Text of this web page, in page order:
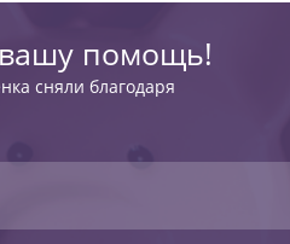
помощь!
сняли благодаря